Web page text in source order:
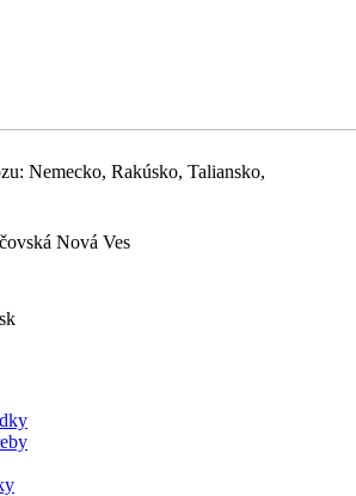
Nemecko, Rakúsko, Taliansko,
Nová Ves